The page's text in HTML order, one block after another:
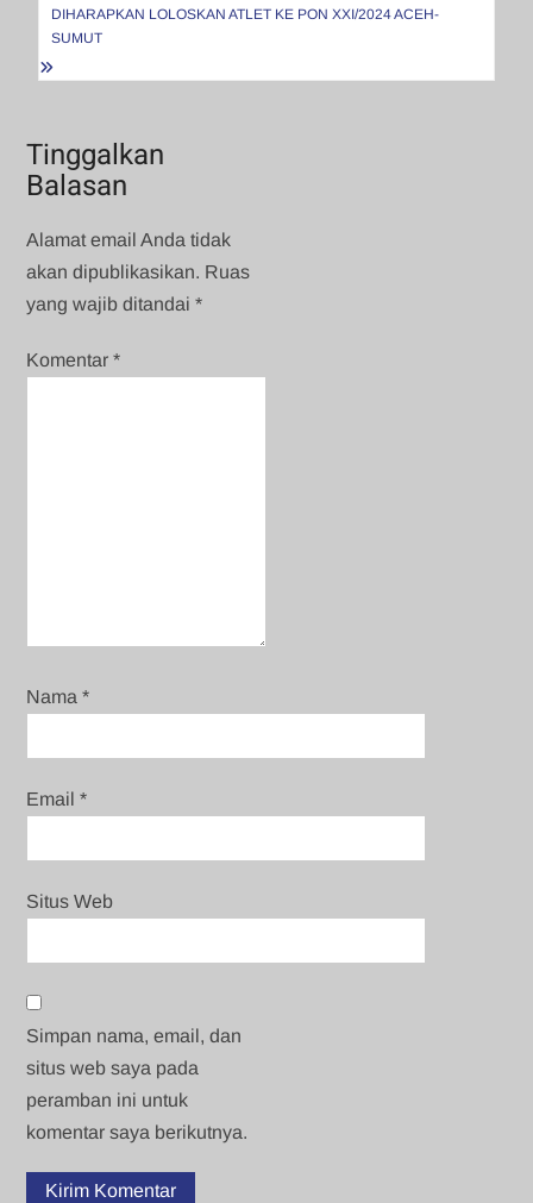
DIHARAPKAN LOLOSKAN ATLET KE PON XXI/2024 ACEH-
SUMUT
Tinggalkan
Balasan
Alamat email Anda tidak
akan dipublikasikan. Ruas
yang wajib ditandai*
Komentar*
Nama*
Email*
Situs Web
Simpan nama, email, dan
situs web saya pada
peramban ini untuk
komentar saya berikutnya.